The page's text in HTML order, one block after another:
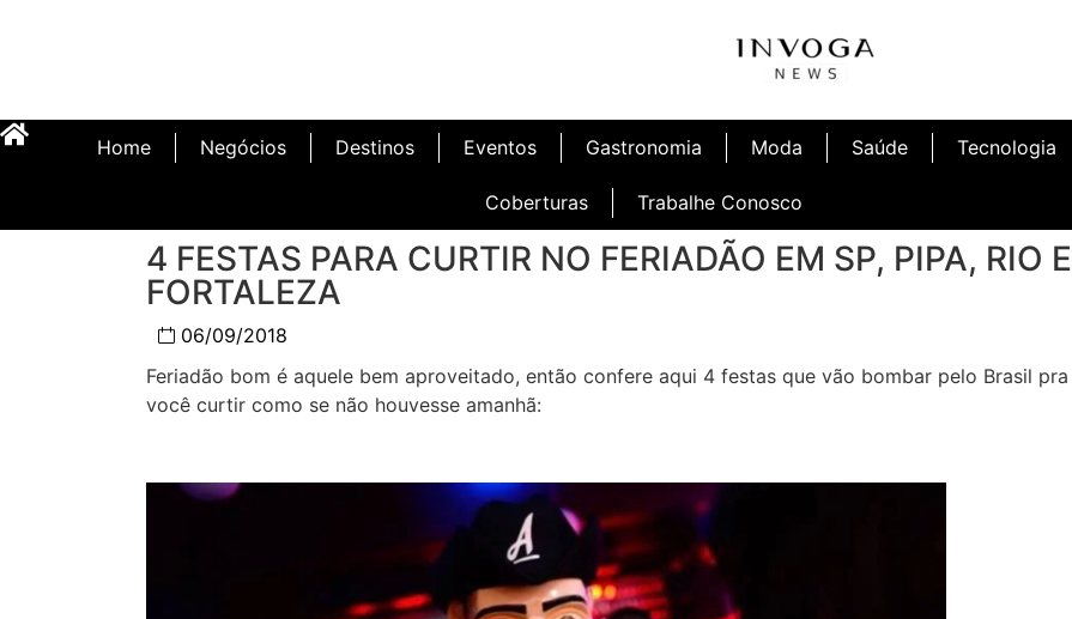
Home Negócios Destinos Eventos Gastronomia Moda Saúde Tecnologia
Coberturas Trabalhe Conosco
4 FESTAS PARA CURTIR NO FERIADÃO EM SP, PIPA, RIO E
FORTALEZA
06/09/2018
Feriadão bom é aquele bem aproveitado, então confere aqui 4 festas que vão bombar pelo Brasil pra
você curtir como se não houvesse amanhã: